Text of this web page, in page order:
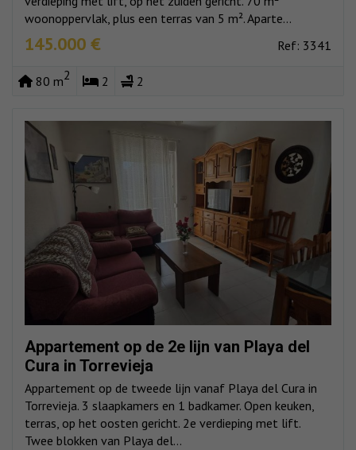
woonoppervlak, plus een terras van 5 m². Aparte...
145.000 € Ref: 3341
80 m2 2 2
Appartement op de 2e lijn van Playa del
Cura in Torrevieja
Appartement op de tweede lijn vanaf Playa del Cura in
Torrevieja. 3 slaapkamers en 1 badkamer. Open keuken,
terras, op het oosten gericht. 2e verdieping met lift.
Twee blokken van Playa del...